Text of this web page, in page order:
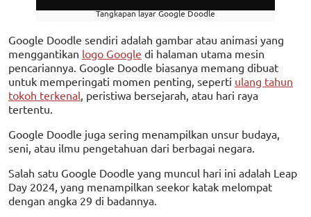
Tangkapan layar Google Doodle
Google Doodle sendiri adalah gambar atau animasi yang
menggantikan logo Google di halaman utama mesin
pencariannya. Google Doodle biasanya memang dibuat
untuk memperingati momen penting, seperti ulang tahun
tokoh terkenal , peristiwa bersejarah, atau hari raya
tertentu.
Google Doodle juga sering menampilkan unsur budaya,
seni, atau ilmu pengetahuan dari berbagai negara.
Salah satu Google Doodle yang muncul hari ini adalah Leap
Day 2024, yang menampilkan seekor katak melompat
dengan angka 29 di badannya.